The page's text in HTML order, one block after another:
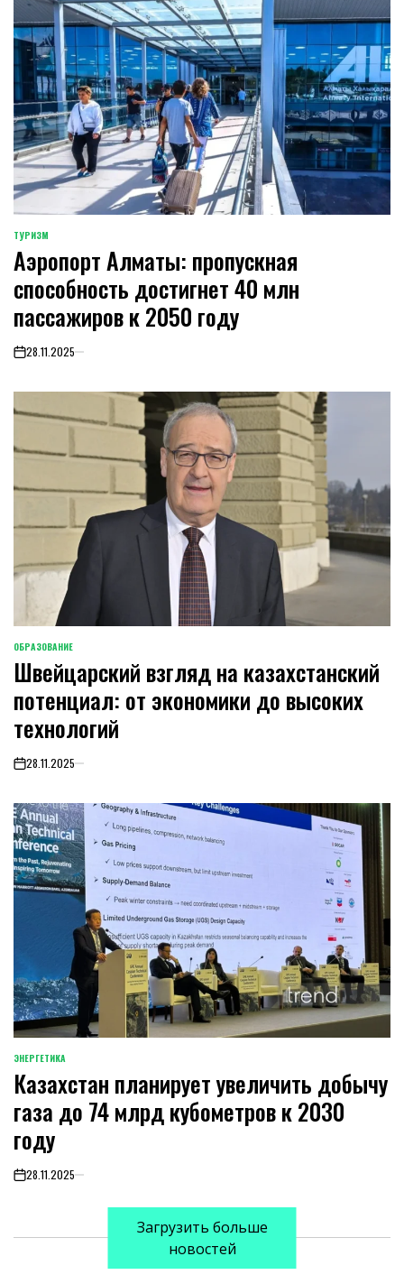
POSTED
IN
ТУРИЗМ
Аэропорт Алматы: пропускная
способность достигнет 40 млн
пассажиров к 2050 году
on28.11.2025
POSTED
IN
ОБРАЗОВАНИЕ
Швейцарский взгляд на казахстанский
потенциал: от экономики до высоких
технологий
on28.11.2025
POSTED
IN
ЭНЕРГЕТИКА
Казахстан планирует увеличить добычу
газа до 74 млрд кубометров к 2030
году
on28.11.2025
Загрузить больше
новостей